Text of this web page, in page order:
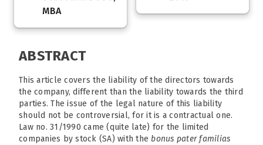
MBA
ABSTRACT
This article covers the liability of the directors towards
the company, different than the liability towards the third
parties. The issue of the legal nature of this liability
should not be controversial, for it is a contractual one.
Law no. 31/1990 came (quite late) for the limited
companies by stock (SA) with the bonus pater familias